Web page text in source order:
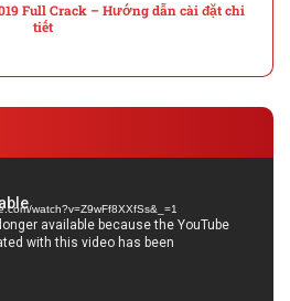
Full Crack – Hướng dẫn cài đặt chi
tiết
watch?v=Z9wFf8XXfSs&_=1